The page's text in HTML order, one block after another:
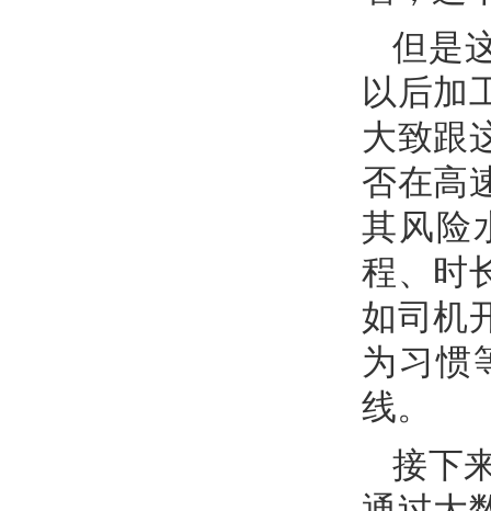
但是
以后加
大致跟
否在高
其风险
程、时
如司机
为习惯
线。
接下